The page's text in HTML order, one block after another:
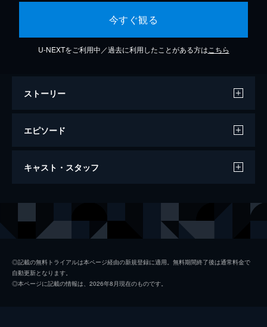
今すぐ観る
U-NEXTをご利用中／過去に利用したことがある方は こちら
ストーリー
エピソード
2015/1/1放送 「東洋一のスラム街&銃密造
正月特番｡丸山ゴンザレスが東洋一のスラム
スラム街で危険を顧みない取材を敢行｡
2015/4/16放送 「マンホールタウンに潜
入」
世界中の危険なエリアに足を運び､そこに住
キャスト・スタッフ
プロデューサー
◎記載の無料トライアルは本ページ経由の新規登録に適用。無料期間終了後は通常料金で
自動更新となります。
◎本ページに記載の情報は、2026年8月現在のものです。